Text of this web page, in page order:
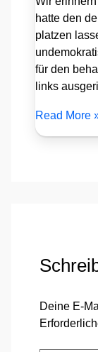
hatte den
platzen
für den
links
Read More
Deine E-